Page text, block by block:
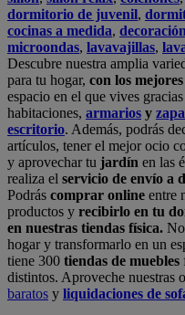
dormitorio de juvenil,
cocinas a medida, decoración
microondas, lavavajillas,
Descubre nuestra amplia
para tu hogar, con los
espacio en el que vives
habitaciones, armarios y
escritorio. Además, podrás
artículos, tener el mejor ocio
y aprovechar tu jardín en las
realiza el servicio de envío a
Podrás comprar online entre
productos y recibirlo en tu
en nuestras tiendas física.
hogar y transformarlo en un
tiene 300 tiendas de muebles
distintos. Aproveche nuestras
baratos y liquidaciones de